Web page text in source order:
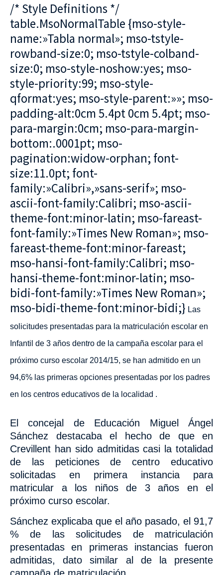
/* Style Definitions */
table.MsoNormalTable {mso-style-
name:»Tabla normal»; mso-tstyle-
rowband-size:0; mso-tstyle-colband-
size:0; mso-style-noshow:yes; mso-
style-priority:99; mso-style-
qformat:yes; mso-style-parent:»»; mso-
padding-alt:0cm 5.4pt 0cm 5.4pt; mso-
para-margin:0cm; mso-para-margin-
bottom:.0001pt; mso-
pagination:widow-orphan; font-
size:11.0pt; font-
family:»Calibri»,»sans-serif»; mso-
ascii-font-family:Calibri; mso-ascii-
theme-font:minor-latin; mso-fareast-
font-family:»Times New Roman»; mso-
fareast-theme-font:minor-fareast;
mso-hansi-font-family:Calibri; mso-
hansi-theme-font:minor-latin; mso-
bidi-font-family:»Times New Roman»;
mso-bidi-theme-font:minor-bidi;} Las
solicitudes presentadas para la matriculación escolar en
Infantil de 3 años dentro de la campaña escolar para el
próximo curso escolar 2014/15, se han admitido en un
94,6% las primeras opciones presentadas por los padres
en los centros educativos de la localidad .
El concejal de Educación Miguel Ángel
Sánchez destacaba el hecho de que en
Crevillent han sido admitidas casi la totalidad
de las peticiones de centro educativo
solicitadas en primera instancia para
matricular a los niños de 3 años en el
próximo curso escolar.
Sánchez explicaba que el año pasado, el 91,7
% de lassolicitudes de matriculación
presentadas en primeras instancias fueron
admitidas, dato similar al de la presente
campaña de matriculación.